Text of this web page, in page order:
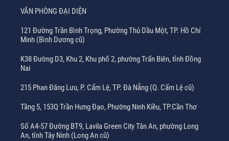
VĂN PHÒNG ĐẠI DIỆN
121 Đường Trần Bình Trọng, Phường Thủ Dầu Một, TP. Hồ Chí
Minh (Bình Dương cũ)
K38 Đường D3, Khu 2, Khu phố 2, phường Trấn Biên, tỉnh Đồng
Nai
215 Phan Đăng Lưu, P. Cẩm Lệ, TP. Đà Nẵng (Q. Cẩm Lệ cũ)
Tầng 5, 153Q Trần Hưng Đạo, Phường Ninh Kiều, TP.Cần Thơ
Số A4-57 Đường BT9, Lavila Green City Tân An, phường Long
An, tỉnh Tây Ninh (Long An cũ)